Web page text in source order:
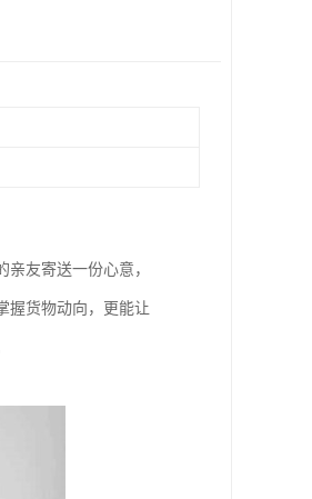
友寄送一份心意，
握货物动向，更能让